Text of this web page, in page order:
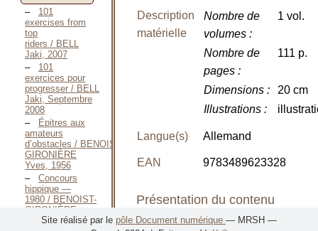
101
exercises from
top
riders / BELL
Jaki, 2007
101
exercices pour
progresser / BELL
Jaki, Septembre
2008
Épitres aux
amateurs
d’obstacles / BENOIST-
GIRONIÈRE
Yves, 1956
Concours
hippique —
1980 / BENOIST-
GIRONIÈRE
Yves, 1980
Description
matérielle
Nombre de
volumes:
1 vol.
Nombre de
pages:
111 p.
Dimensions:
20 cm
Illustrations:
Langue(s) Allemand
EAN 9783489623328
Présentation du contenu
Site réalisé par le pôle Document numérique — MRSH —